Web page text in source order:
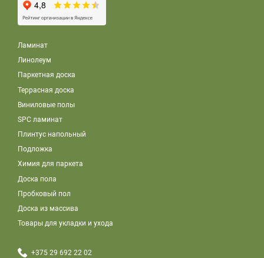
Ламинат
Линолеум
Паркетная доска
Террасная доска
Виниловые полы
SPC ламинат
Плинтус напольный
Подложка
Химия для паркета
Доска пола
Пробковый пол
Доска из массива
Товары для укладки и ухода
+375 29 692 22 02